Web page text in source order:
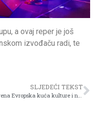
a ovaj reper je još
izvođaču radi, te
SLJEDEĆI TEKST
Otvorena Evropska kuća kulture i nacionalnih manjina u Sarajevu